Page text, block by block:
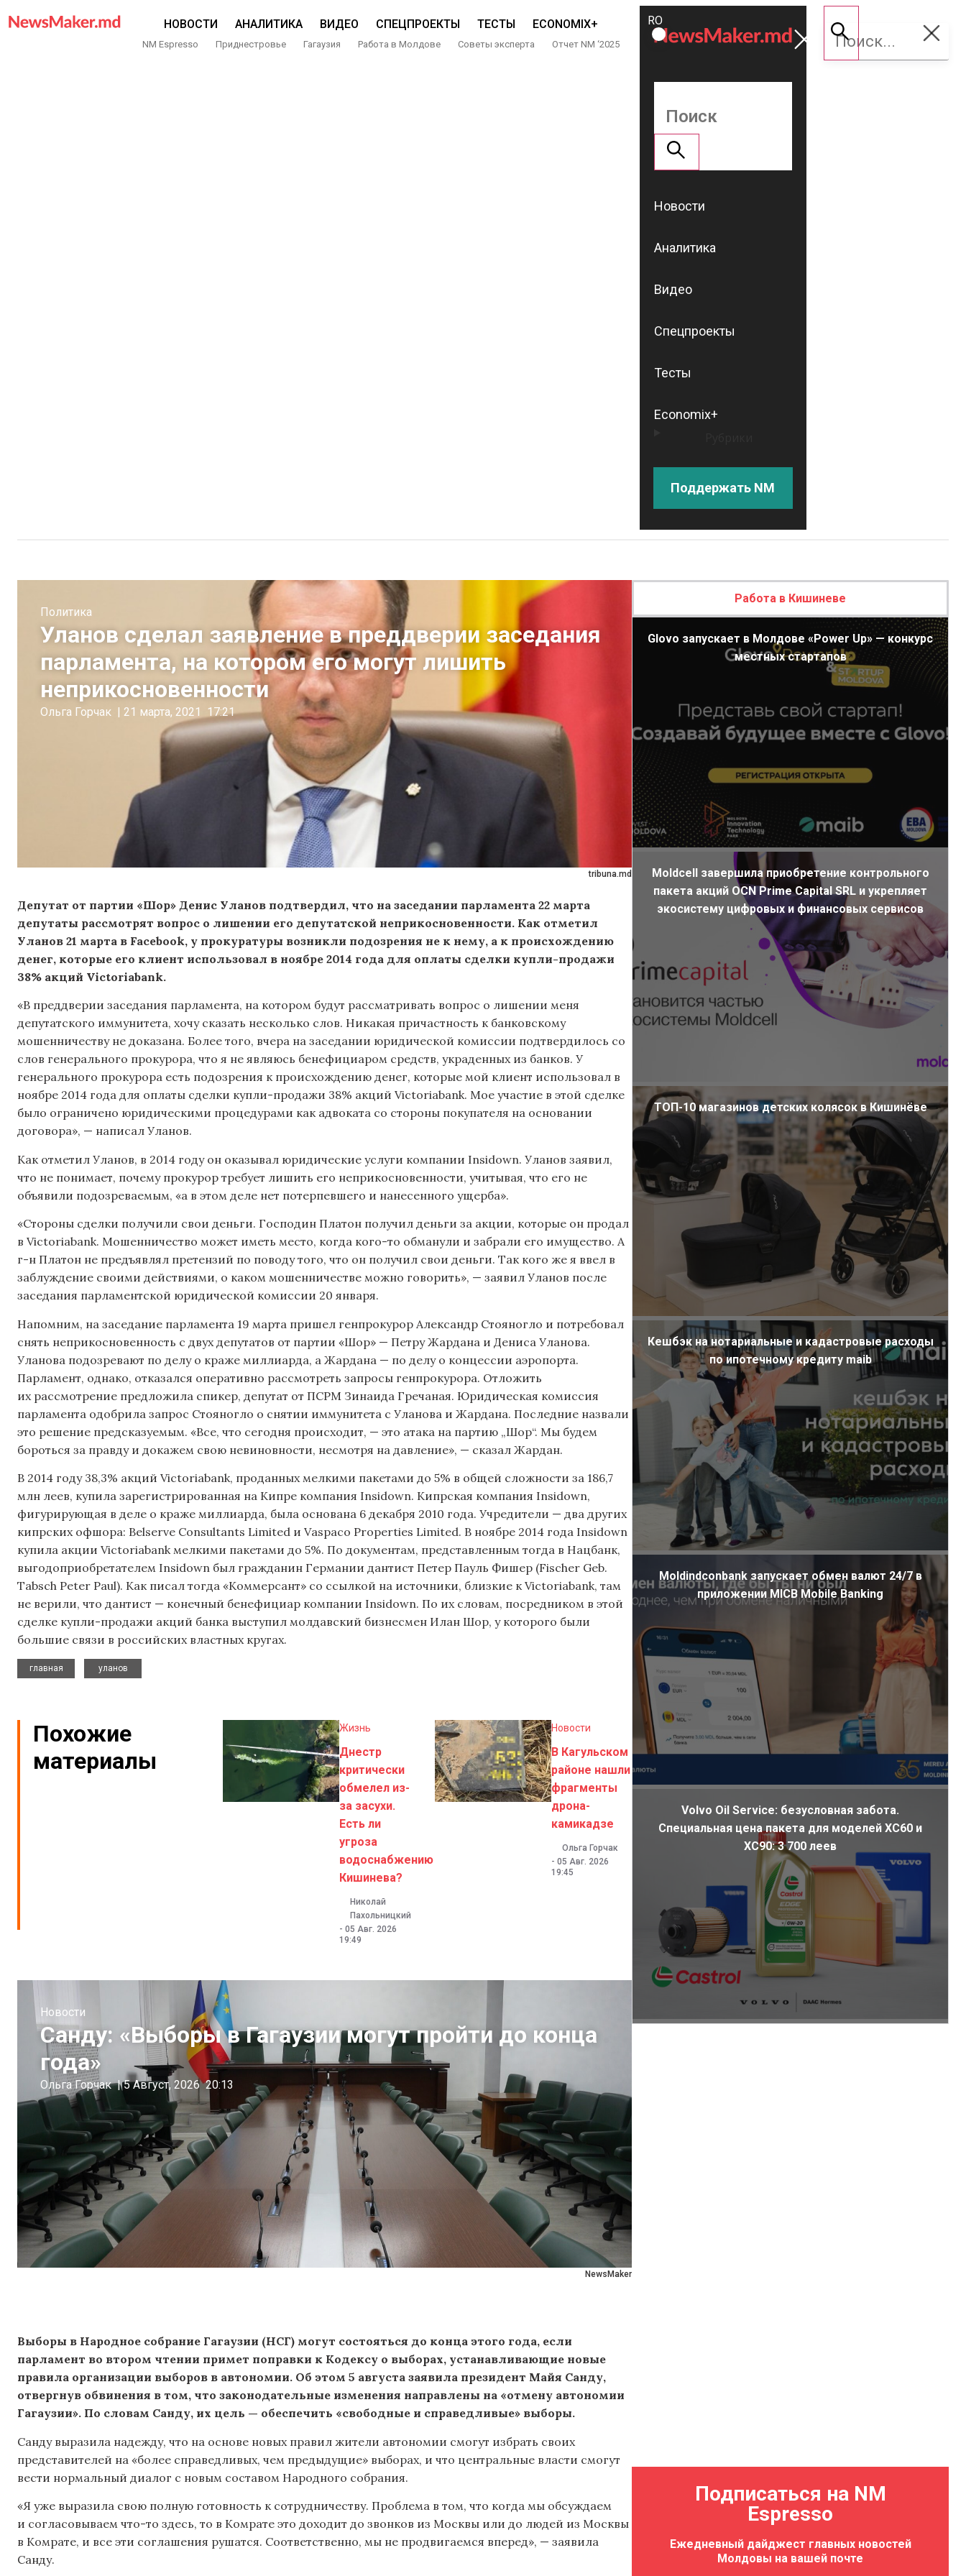
НОВОСТИ АНАЛИТИКА ВИДЕО СПЕЦПРОЕКТЫ ТЕСТЫ ECONOMIX+
NM Espresso Приднестровье Гагаузия Работа в Молдове Советы эксперта Отчет NM ‘2025
ROMÂNĂ
RU
Поддержать
NM
Новости
Аналитика
Видео
Спецпроекты
Тесты
Economix+
Поддержать NM
tribuna.md
Политика
Уланов сделал заявление в преддверии заседания
парламента, на котором его могут лишить
неприкосновенности
Ольга Горчак | 21 марта, 2021 17:21
Депутат от партии «Шор» Денис Уланов подтвердил, что на заседании парламента 22 марта
депутаты рассмотрят вопрос о лишении его депутатской неприкосновенности. Как отметил
Уланов 21 марта в Facebook, у прокуратуры возникли подозрения не к нему, а к происхождению
денег, которые его клиент использовал в ноябре 2014 года для оплаты сделки купли-продажи
38% акций Victoriabank.
«В преддверии заседания парламента, на котором будут рассматривать вопрос о лишении меня
депутатского иммунитета, хочу сказать несколько слов. Никакая причастность к банковскому
мошенничеству не доказана. Более того, вчера на заседании юридической комиссии подтвердилось со
слов генерального прокурора, что я не являюсь бенефициаром средств, украденных из банков. У
генерального прокурора есть подозрения к происхождению денег, которые мой клиент использовал в
ноябре 2014 года для оплаты сделки купли-продажи 38% акций Victoriabank. Мое участие в этой сделке
было ограничено юридическими процедурами как адвоката со стороны покупателя на основании
договора», — написал Уланов.
Как отметил Уланов, в 2014 году он оказывал юридические услуги компании Insidown. Уланов заявил,
что не понимает, почему прокурор требует лишить его неприкосновенности, учитывая, что его не
объявили подозреваемым, «а в этом деле нет потерпевшего и нанесенного ущерба».
«Стороны сделки получили свои деньги. Господин Платон получил деньги за акции, которые он продал
в Victoriabank. Мошенничество может иметь место, когда кого-то обманули и забрали его имущество. А
г-н Платон не предъявлял претензий по поводу того, что он получил свои деньги. Так кого же я ввел в
заблуждение своими действиями, о каком мошенничестве можно говорить», — заявил Уланов после
заседания парламентской юридической комиссии 20 января.
Напомним, на заседание парламента 19 марта пришел генпрокурор Александр Стояногло и потребовал
снять неприкосновенность с двух депутатов от партии «Шор» — Петру Жардана и Дениса Уланова.
Уланова подозревают по делу о краже миллиарда, а Жардана — по делу о концессии аэропорта.
Парламент, однако, отказался оперативно рассмотреть запросы генпрокурора. Отложить
их рассмотрение предложила спикер, депутат от ПСРМ Зинаида Гречаная. Юридическая комиссия
парламента одобрила запрос Стояногло о снятии иммунитета с Уланова и Жардана. Последние назвали
это решение предсказуемым. «Все, что сегодня происходит, — это атака на партию „Шор“. Мы будем
бороться за правду и докажем свою невиновности, несмотря на давление», — сказал Жардан.
В 2014 году 38,3% акций Victoriabank, проданных мелкими пакетами до 5% в общей сложности за 186,7
млн леев, купила зарегистрированная на Кипре компания Insidown. Кипрская компания Insidown,
фигурирующая в деле о краже миллиарда, была основана 6 декабря 2010 года. Учредители — два других
кипрских офшора: Belserve Consultants Limited и Vaspaco Properties Limited. В ноябре 2014 года Insidown
купила акции Victoriabank мелкими пакетами до 5%. По документам, представленным тогда в Нацбанк,
выгодоприобретателем Insidown был гражданин Германии дантист Петер Пауль Фишер (Fischer Geb.
Tabsch Peter Paul). Как писал тогда «Коммерсант» со ссылкой на источники, близкие к Victoriabank, там
не верили, что дантист — конечный бенефициар компании Insidown. По их словам, посредником в этой
сделке купли-продажи акций банка выступил молдавский бизнесмен Илан Шор, у которого были
большие связи в российских властных кругах.
главная
уланов
Похожие
материалы
Жизнь
Днестр
критически
обмелел из-
за засухи.
Есть ли
угроза
водоснабжению
Кишинева?
Николай
Пахольницкий
- 05 Авг. 2026
19:49
Новости
В Кагульском
районе нашли
фрагменты
дрона-
камикадзе
Ольга Горчак
- 05 Авг. 2026
19:45
NewsMaker
Новости
Санду: «Выборы в Гагаузии могут пройти до конца
года»
Ольга Горчак | 5 Август, 2026 20:13
Выборы в Народное собрание Гагаузии (НСГ) могут состояться до конца этого года, если
парламент во втором чтении примет поправки к Кодексу о выборах, устанавливающие новые
правила организации выборов в автономии. Об этом 5 августа заявила президент Майя Санду,
отвергнув обвинения в том, что законодательные изменения направлены на «отмену автономии
Гагаузии». По словам Санду, их цель — обеспечить «свободные и справедливые» выборы.
Санду выразила надежду, что на основе новых правил жители автономии смогут избрать своих
представителей на «более справедливых, чем предыдущие» выборах, и что центральные власти смогут
вести нормальный диалог с новым составом Народного собрания.
«Я уже выразила свою полную готовность к сотрудничеству. Проблема в том, что когда мы обсуждаем
и согласовываем что-то здесь, то в Комрате это доходит до звонков из Москвы или до людей из Москвы
в Комрате, и все эти соглашения рушатся. Соответственно, мы не продвигаемся вперед», — заявила
Санду.
Работа в Кишиневе
Glovo запускает в Молдове «Power Up» — конкурс
местных стартапов
Moldcell завершила приобретение контрольного
пакета акций OCN Prime Capital SRL и укрепляет
экосистему цифровых и финансовых сервисов
ТОП-10 магазинов детских колясок в Кишинёве
Кешбэк на нотариальные и кадастровые расходы
по ипотечному кредиту maib
Moldindconbank запускает обмен валют 24/7 в
приложении MICB Mobile Banking
Volvo Oil Service: безусловная забота.
Специальная цена пакета для моделей XC60 и
XC90: 3 700 леев
Подписаться на NM
Espresso
Ежедневный дайджест главных новостей
Молдовы на вашей почте